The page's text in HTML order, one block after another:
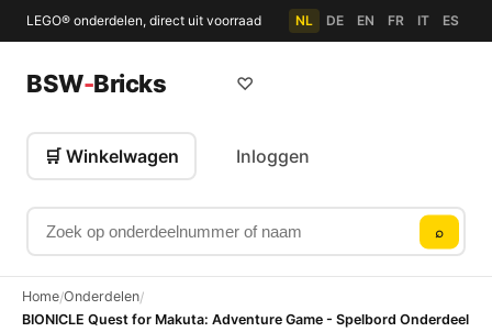
LEGO® onderdelen, direct uit voorraad NL DE EN FR IT ES
BSW-Bricks
Zoek op onderdeelnummer of naam
⌕
♡
🛒 Winkelwagen Inloggen
Home/Onderdelen/
BIONICLE Quest for Makuta: Adventure Game - Spelbord Onderdeel